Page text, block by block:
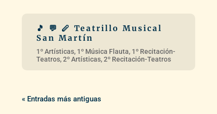
« Entradas más antiguas